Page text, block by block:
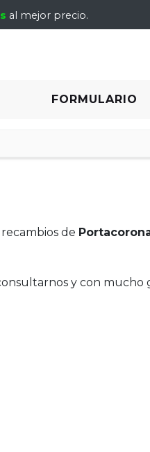
al mejor precio.
FORMULARIO
recambios de
y con mucho